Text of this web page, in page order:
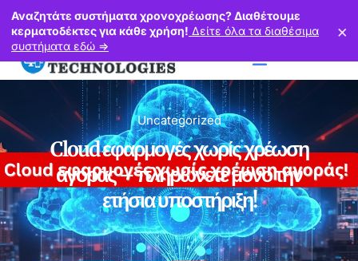
Πόντου 37, Νέα Μεσημβρία Τ.Κ. 57011, Θεσσαλονίκη
2310729873 6974319263
Uncategorized
Cloud εφαρμογές χωρίς χρέωση
αγοράς – πληρώνετε μόνο την
ετήσια υποστήριξη!
Αναζητάτε συστήματα χρονοχρέωσης? Διαθέτουμε
κερματοδέκτες για κάθε χρήση! Δείτε όλα τα διαθέσιμα
συστήματα εδώ =>
×